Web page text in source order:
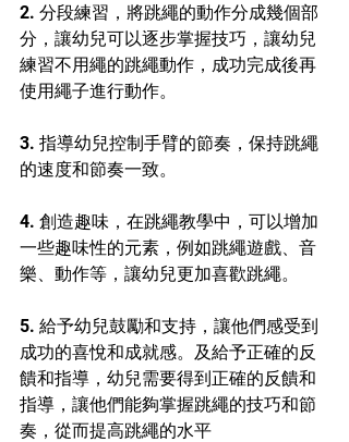
2. 分段練習，將跳繩的動作分成幾個部
分，讓幼兒可以逐步掌握技巧，讓幼兒
練習不用繩的跳繩動作，成功完成後再
使用繩子進行動作。
3. 指導幼兒控制手臂的節奏，保持跳繩
的速度和節奏一致。
4. 創造趣味，在跳繩教學中，可以增加
一些趣味性的元素，例如跳繩遊戲、音
樂、動作等，讓幼兒更加喜歡跳繩。
5. 給予幼兒鼓勵和支持，讓他們感受到
成功的喜悅和成就感。及給予正確的反
饋和指導，幼兒需要得到正確的反饋和
指導，讓他們能夠掌握跳繩的技巧和節
奏，從而提高跳繩的水平